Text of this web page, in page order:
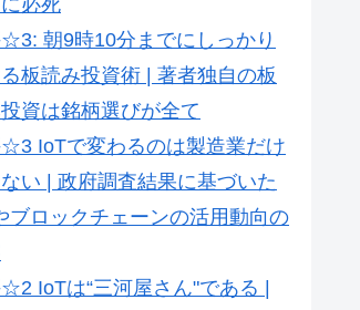
朝9時10分までにしっかり
板読み投資術 | 著者独自の板
資は銘柄選びが全て
IoTで変わるのは製造業だけ
ない | 政府調査結果に基づいた
ブロックチェーンの活用動向の
IoTは“三河屋さん"である |